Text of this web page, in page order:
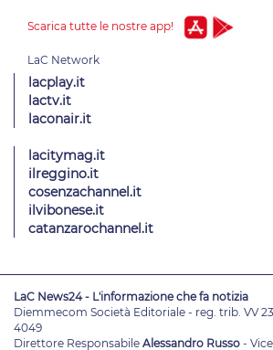
Scarica tutte le nostre app!
lacplay.it
lactv.it
laconair.it
lacitymag.it
ilreggino.it
cosenzachannel.it
ilvibonese.it
catanzarochannel.it
LaC News24 - L'informazione che fa notizia
Diemmecom Società Editoriale - reg. trib. VV
4049
Direttore Responsabile Alessandro Russo -